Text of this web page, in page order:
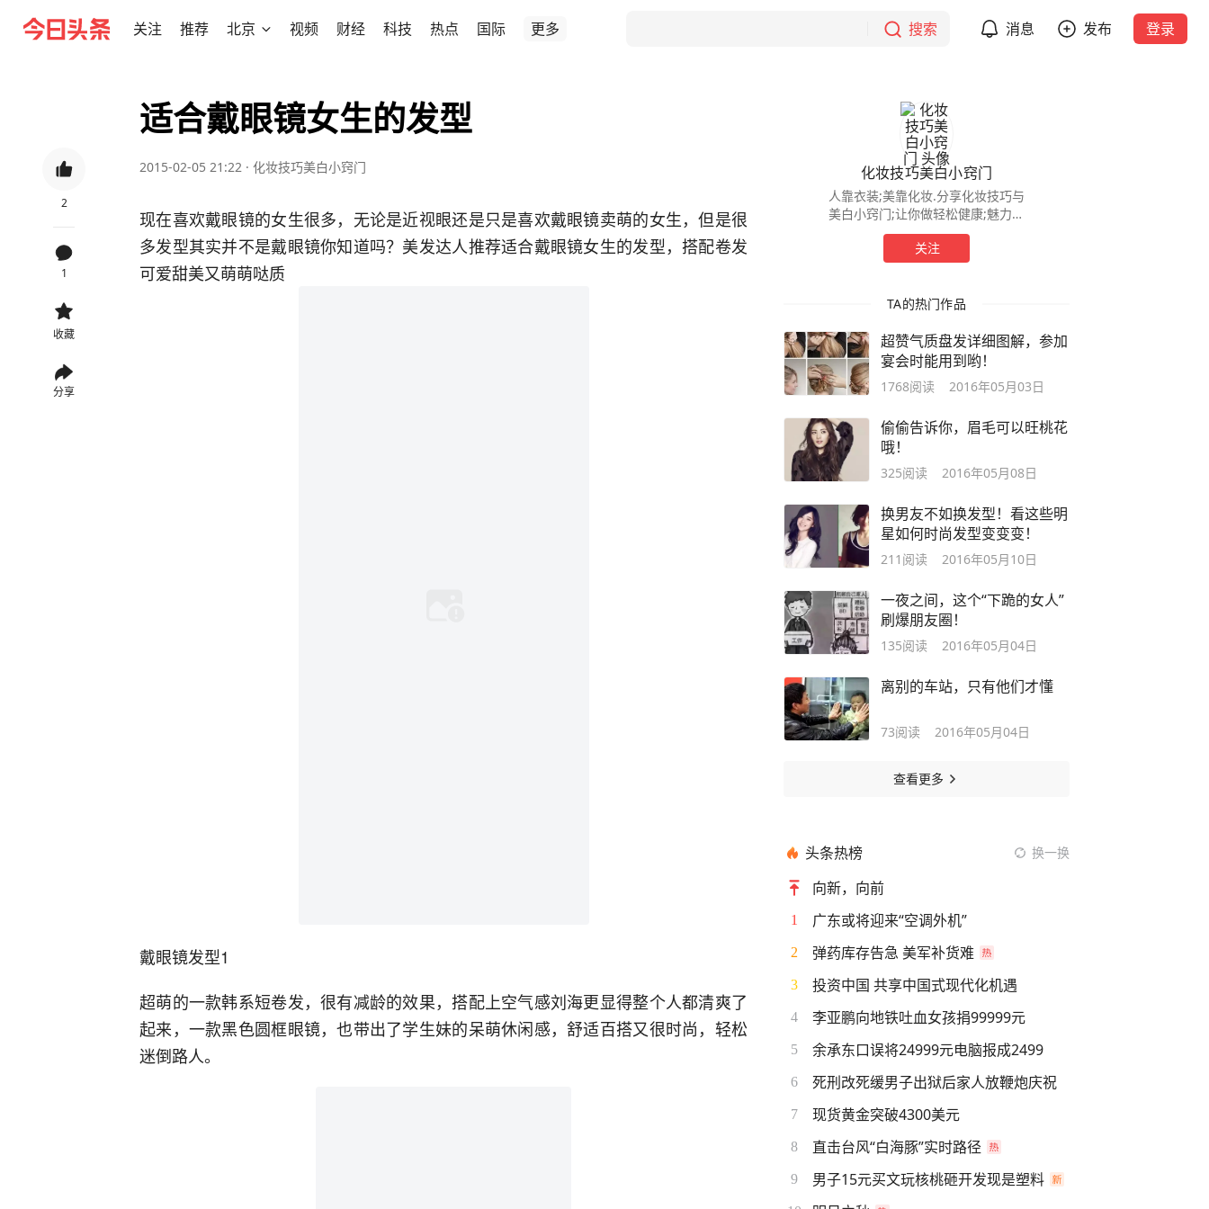
关注 推荐 北京 视频 财经 科技 热点 国际 更多 搜索 消息 发布 登录
2
1
收藏
分享
适合戴眼镜女生的发型
2015-02-05 21:22 · 化妆技巧美白小窍门
现在喜欢戴眼镜的女生很多，无论是近视眼还是只是喜欢戴眼镜卖萌的女生，但是很
多发型其实并不是戴眼镜你知道吗？美发达人推荐适合戴眼镜女生的发型，搭配卷发
可爱甜美又萌萌哒质
戴眼镜发型1
超萌的一款韩系短卷发，很有减龄的效果，搭配上空气感刘海更显得整个人都清爽了
起来，一款黑色圆框眼镜，也带出了学生妹的呆萌休闲感，舒适百搭又很时尚，轻松
迷倒路人。
化妆技巧美白小窍门
人靠衣装;美靠化妆.分享化妆技巧与
美白小窍门;让你做轻松健康;魅力四
射的现在女人。
关注
TA的热门作品
超赞气质盘发详细图解，参加
宴会时能用到哟！
1768阅读 2016年05月03日
偷偷告诉你，眉毛可以旺桃花
哦！
325阅读 2016年05月08日
换男友不如换发型！看这些明
星如何时尚发型变变变！
211 阅读 2016年05月10日
一夜之间，这个“下跪的女人”
刷爆朋友圈！
135阅读 2016年05月04日
离别的车站，只有他们才懂
73阅读 2016年05月04日
查看更多
头条热榜 换一换
向新，向前
1 广东或将迎来“空调外机”
2 弹药库存告急 美军补货难
3 投资中国 共享中国式现代化机遇
4 李亚鹏向地铁吐血女孩捐99999元
5 余承东口误将24999元电脑报成2499
6 死刑改死缓男子出狱后家人放鞭炮庆祝
7 现货黄金突破4300美元
8 直击台风“白海豚”实时路径
9 男子15元买文玩核桃砸开发现是塑料